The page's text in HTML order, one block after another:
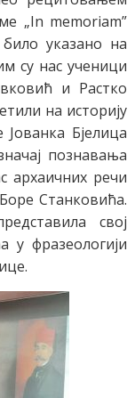
„In memoriam”
указано на
су нас ученици
и Растко
на историју
Бјелица
познавања
архаичних речи
Станковића.
свој
у фразеологији